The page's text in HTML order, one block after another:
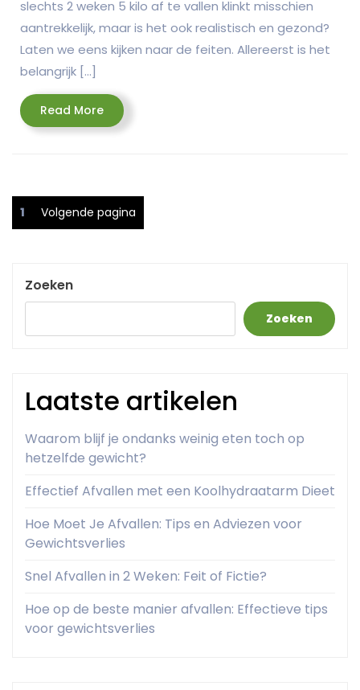
slechts 2 weken 5 kilo af te vallen klinkt misschien
aantrekkelijk, maar is het ook realistisch en gezond?
Laten we eens kijken naar de feiten. Allereerst is het
belangrijk […]
Read MoreRead
More
Posts
pagination
Pagina
1 Volgende pagina
Zoeken
Zoeken
Laatste artikelen
Waarom blijf je ondanks weinig eten toch op
hetzelfde gewicht?
Effectief Afvallen met een Koolhydraatarm Dieet
Hoe Moet Je Afvallen: Tips en Adviezen voor
Gewichtsverlies
Snel Afvallen in 2 Weken: Feit of Fictie?
Hoe op de beste manier afvallen: Effectieve tips
voor gewichtsverlies